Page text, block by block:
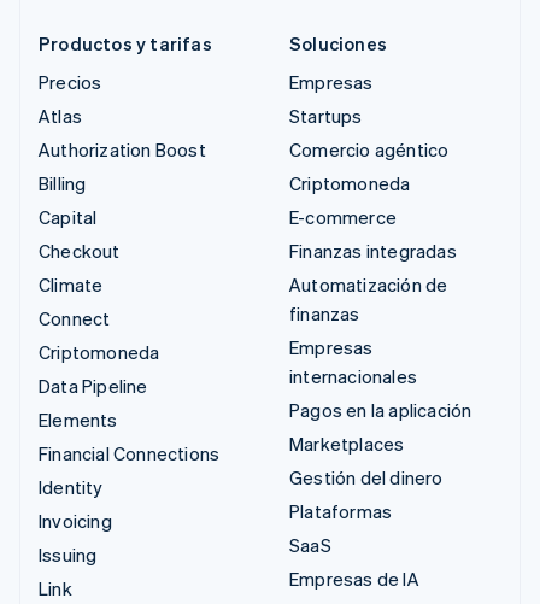
Productos y tarifas
Precios
Atlas
Authorization Boost
Billing
Capital
Checkout
Climate
Connect
Criptomoneda
Data Pipeline
Elements
Financial Connections
Identity
Invoicing
Issuing
Link
Soluciones
Empresas
Startups
Comercio agéntico
Criptomoneda
E-commerce
Finanzas integradas
Automatización de
finanzas
Empresas
internacionales
Pagos en la aplicación
Marketplaces
Gestión del dinero
Plataformas
SaaS
Empresas de IA